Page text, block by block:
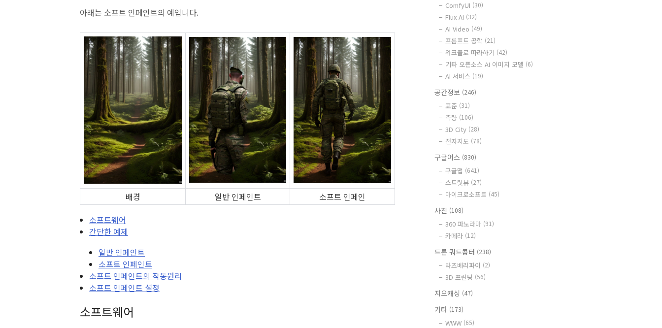
아래는 소프트 인페인트의 예입니다.
배경 일반 인페인트
소프트 인페인
소프트웨어
간단한 예제
일반 인페인트
소프트 인페인트
소프트 인페인트의 작동원리
소프트 인페인트 설정
소프트웨어
ComfyUI (30)
Flux AI (32)
AI Video (49)
프롬프트 공학 (21)
워크플로 따라하기 (42)
기타 오픈소스 AI 이미지 모델 (6)
AI 서비스 (19)
공간정보 (246)
표준 (31)
측량 (106)
3D City (28)
전자지도 (78)
구글어스 (830)
구글맵 (641)
스트릿뷰 (27)
마이크로소프트 (45)
사진 (108)
360 파노라마 (91)
카메라 (12)
드론 쿼드콥터 (238)
라즈베리파이 (2)
3D 프린팅 (56)
지오캐싱 (47)
기타 (173)
WWW (65)